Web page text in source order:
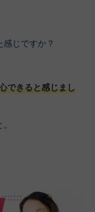
じですか？
できると感じまし